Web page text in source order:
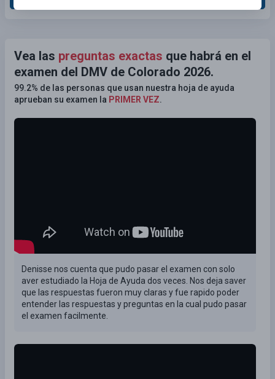
Vea las preguntas exactas que habrá en el
examen del DMV de Colorado 2026.
99.2% de las personas que usan nuestra hoja de ayuda
aprueban su examen la PRIMER VEZ.
Denisse nos cuenta que pudo pasar el examen con solo
aver estudiado la Hoja de Ayuda dos veces. Nos deja saver
que las respuestas fueron muy claras y fue rapido poder
entender las respuestas y preguntas en la cual pudo pasar
el examen facilmente.